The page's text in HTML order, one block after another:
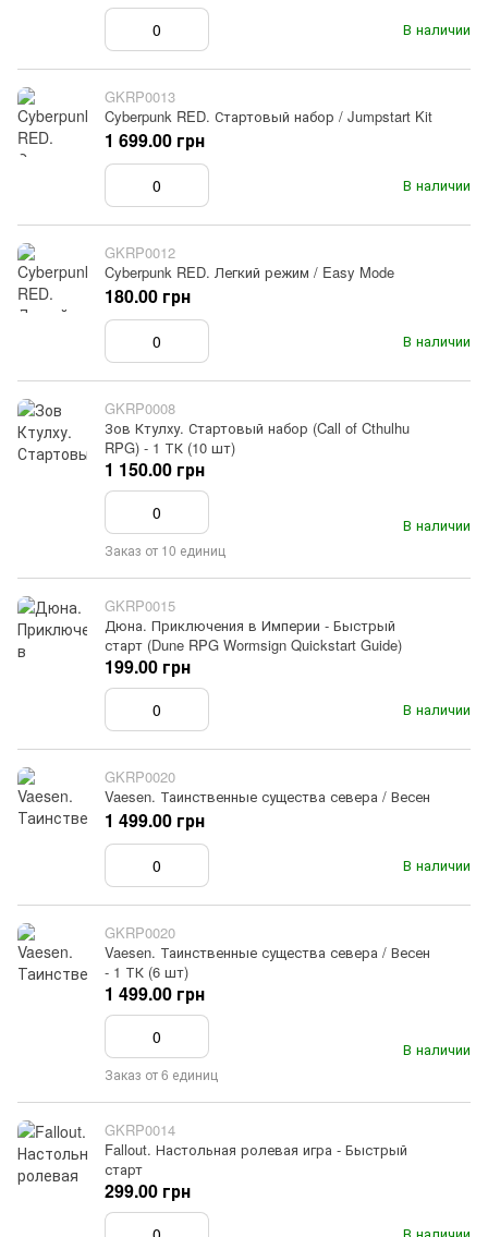
В наличии
GKRP0013
Cyberpunk RED. Стартовый набор / Jumpstart Kit
В наличии
1 699.00 грн
GKRP0012
Cyberpunk RED. Легкий режим / Easy Mode
В наличии
180.00 грн
GKRP0008
Зов Ктулху. Стартовый набор (Call of Cthulhu
RPG) - 1 ТК (10 шт)
В наличии
1 150.00 грн
Заказ от 10 единиц
GKRP0015
Дюна. Приключения в Империи - Быстрый
старт (Dune RPG Wormsign Quickstart Guide)
В наличии
199.00 грн
GKRP0020
Vaesen. Таинственные существа севера / Весен
В наличии
1 499.00 грн
GKRP0020
Vaesen. Таинственные существа севера / Весен
- 1 ТК (6 шт)
В наличии
1 499.00 грн
Заказ от 6 единиц
GKRP0014
Fallout. Настольная ролевая игра - Быстрый
старт
299.00 грн